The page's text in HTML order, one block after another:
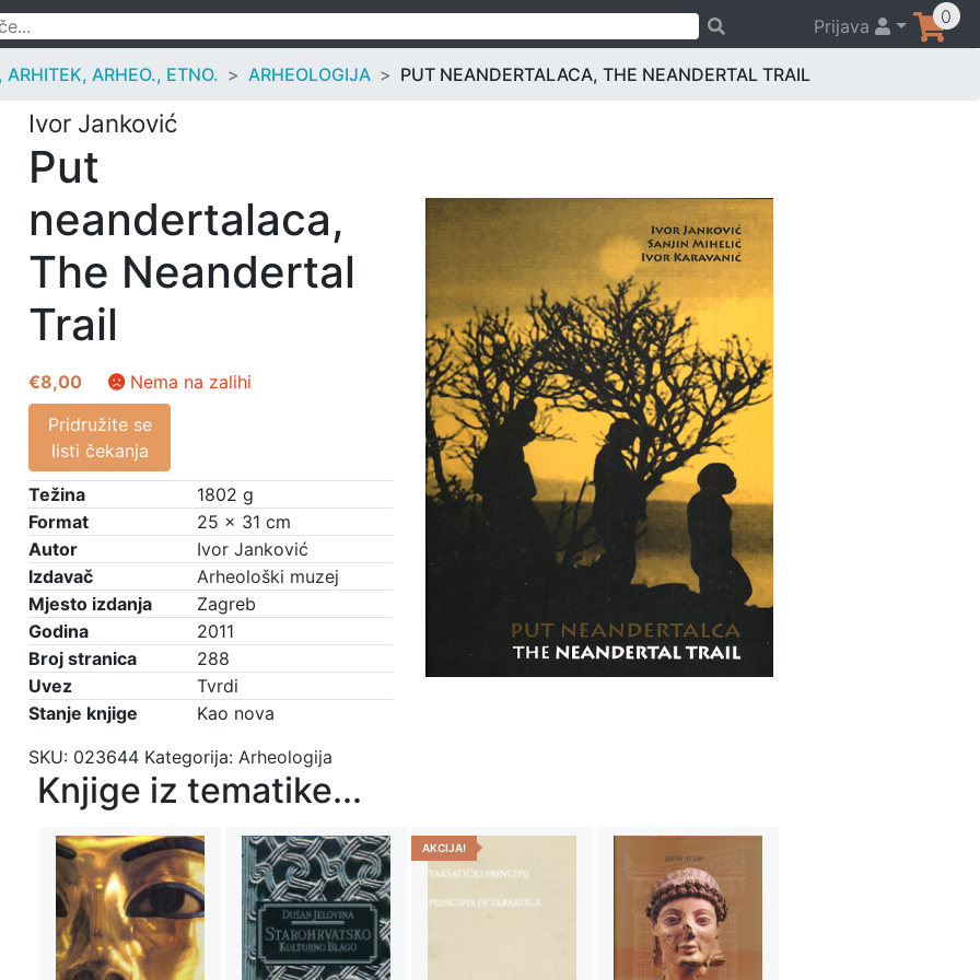
Prijava 0
ARHEO., ETNO. ARHEOLOGIJA PUT NEANDERTALACA, THE NEANDERTAL TRAIL
Ivor Janković
Put
neandertalaca,
The Neandertal
Trail
€8,00
Nema na zalihi
Pridružite se
listi čekanja
Težina
1802 g
Format
25 × 31 cm
Autor
Ivor Janković
Izdavač
Arheološki muzej
Mjesto izdanja
Zagreb
Godina
2011
Broj stranica
288
Uvez
Tvrdi
Stanje knjige
Kao nova
SKU: 023644 Kategorija: Arheologija
Knjige iz tematike...
AKCIJA!